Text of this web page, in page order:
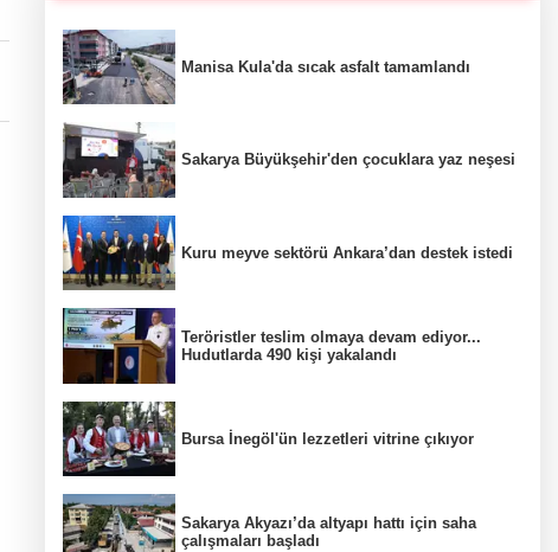
Manisa Kula'da sıcak asfalt tamamlandı
Sakarya Büyükşehir'den çocuklara yaz neşesi
Kuru meyve sektörü Ankara’dan destek istedi
Teröristler teslim olmaya devam ediyor...
Hudutlarda 490 kişi yakalandı
Bursa İnegöl'ün lezzetleri vitrine çıkıyor
Sakarya Akyazı’da altyapı hattı için saha
çalışmaları başladı